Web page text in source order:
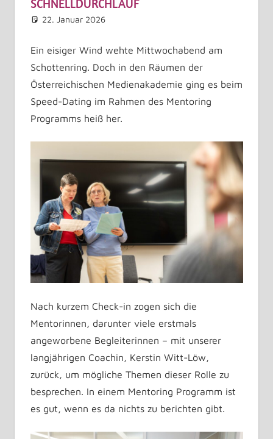
SCHNELLDURCHLAUF
22. Januar 2026
Ein eisiger Wind wehte Mittwochabend am
Schottenring. Doch in den Räumen der
Österreichischen Medienakademie ging es beim
Speed-Dating im Rahmen des Mentoring
Programms heiß her.
Nach kurzem Check-in zogen sich die
Mentorinnen, darunter viele erstmals
angeworbene Begleiterinnen – mit unserer
langjährigen Coachin, Kerstin Witt-Löw,
zurück, um mögliche Themen dieser Rolle zu
besprechen. In einem Mentoring Programm ist
es gut, wenn es da nichts zu berichten gibt.